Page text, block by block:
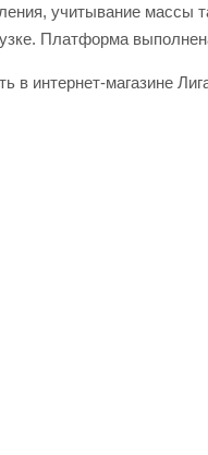
учитывание массы
Платформа
интернет-магазине
высокое качество